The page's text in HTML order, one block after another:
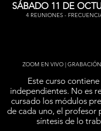
SÁBADO 11 DE
4 REUNIONES -
ZOOM EN VIVO |
Este curso
independientes. No es
cursado los módulos
de cada uno, el profesor
síntesis de lo